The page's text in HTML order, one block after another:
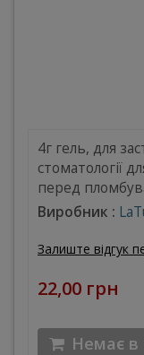
4г гель, для
стоматології
перед
Виробник :
Залиште відгук
22,00 грн
Немає в